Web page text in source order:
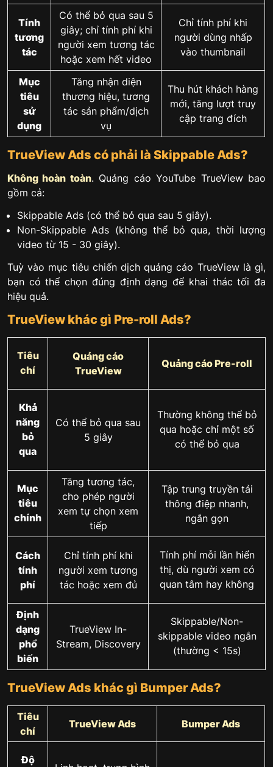
Tính
tương
tác
Có thể bỏ qua sau 5
giây; chỉ tính phí khi
người xem tương tác
hoặc xem hết video
Chỉ tính phí khi
người dùng nhấp
vào thumbnail
Mục
tiêu
sử
dụng
Tăng nhận diện
thương hiệu, tương
tác sản phẩm/dịch
vụ
Thu hút khách hàng
mới, tăng lượt truy
cập trang đích
TrueView Ads có phải là Skippable Ads?
Không hoàn toàn. Quảng cáo YouTube TrueView bao
gồm cả:
Skippable Ads (có thể bỏ qua sau 5 giây).
Non-Skippable Ads (không thể bỏ qua, thời lượng
video từ 15 - 30 giây).
Tuỳ vào mục tiêu chiến dịch quảng cáo TrueView là gì,
bạn có thể chọn đúng định dạng để khai thác tối đa
hiệu quả.
TrueView khác gì Pre-roll Ads?
Tiêu
chí
Quảng cáo
TrueView
Quảng cáo Pre-roll
Khả
năng
bỏ
qua
Có thể bỏ qua sau
5 giây
Thường không thể bỏ
qua hoặc chỉ một số
có thể bỏ qua
Mục
tiêu
chính
Tăng tương tác,
cho phép người
xem tự chọn xem
tiếp
Tập trung truyền tải
thông điệp nhanh,
ngắn gọn
Cách
tính
phí
Chỉ tính phí khi
người xem tương
tác hoặc xem đủ
Tính phí mỗi lần hiển
thị, dù người xem có
quan tâm hay không
Định
dạng
phổ
biến
TrueView In-
Stream, Discovery
Skippable/Non-
skippable video ngắn
(thường < 15s)
TrueView Ads khác gì Bumper Ads?
Tiêu
chí
TrueView Ads Bumper Ads
Độ